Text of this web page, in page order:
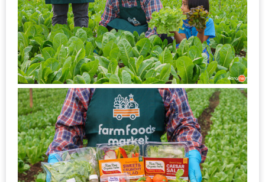
งาน
เดียว
ทั้ง
ช้อป
กิน
เที่ยว
พร้อม
โปร
โม
ชั่น
สำหรับ